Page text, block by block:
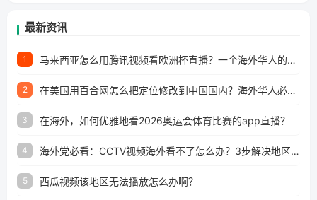
最新资讯
1 马来西亚怎么用腾讯视频看欧洲杯直播？一个海外华人的真实困扰与破解
2 在美国用百合网怎么把定位修改到中国国内？海外华人必备的回国加速指南
3 在海外，如何优雅地看2026奥运会体育比赛的app直播？
4 海外党必看：CCTV视频海外看不了怎么办？3步解决地区限制+追剧自由
5 西瓜视频该地区无法播放怎么办啊？